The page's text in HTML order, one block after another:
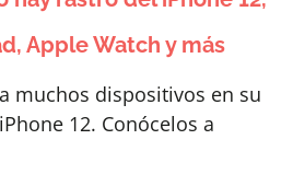
Apple Watch y más
muchos dispositivos en su
12. Conócelos a